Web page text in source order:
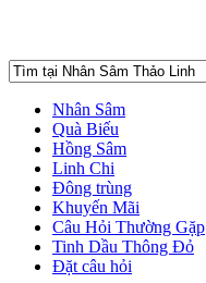
Nhân Sâm
Quà Biếu
Hồng Sâm
Linh Chi
Đông trùng
Khuyến Mãi
Câu Hỏi Thường Gặp
Tinh Dầu Thông Đỏ
Đặt câu hỏi